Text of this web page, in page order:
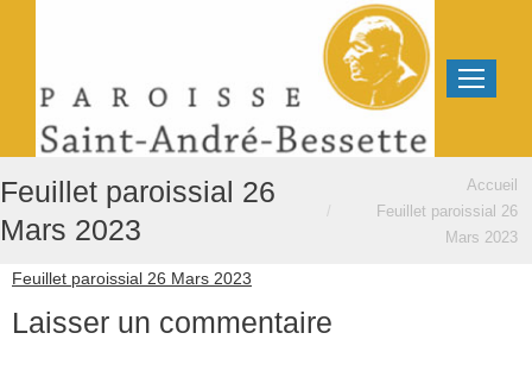
Feuillet paroissial 26
Mars 2023
Accueil
Feuillet paroissial 26
Mars 2023
Feuillet paroissial 26 Mars 2023
Laisser un commentaire